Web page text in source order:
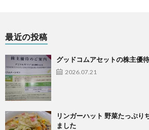
最近の投稿
グッドコムアセットの株主優
2026.07.21
リンガーハット 野菜たっぷり
ました